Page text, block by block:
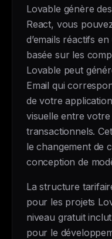
Lovable génère
React, vous
d’emails réactifs
basée sur les
Lovable peut
Email qui
de votre
visuelle entre
transactionnels.
le changement de
conception de
La structure
pour les projets
niveau gratuit
pour le